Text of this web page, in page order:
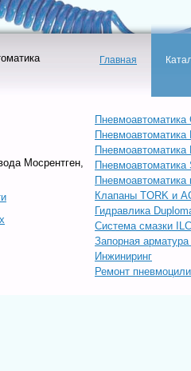
Главная
Мосрентген,
Пневмоавтоматика
Пневмоавтоматика
Пневмоавтоматика
Пневмоавтоматика
Клапаны TORK и
Гидравлика
Система смазки ILC
Запорная
Инжиниринг
Ремонт